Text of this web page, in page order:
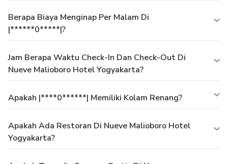
Berapa Biaya Menginap Per Malam Di
|******0*****|?
Jam Berapa Waktu Check-In Dan Check-Out Di
Nueve Malioboro Hotel Yogyakarta?
Apakah |****0******| Memiliki Kolam Renang?
Apakah Ada Restoran Di Nueve Malioboro Hotel
Yogyakarta?